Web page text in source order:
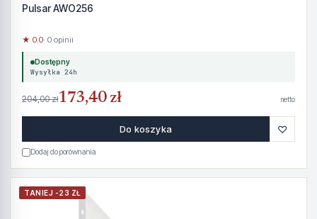
Pulsar AWO256
★ 0.0· 0 opinii
Dostępny
Wysyłka 24h
204,00 zł173,40 zł netto
Do koszyka ♡
Dodaj do porównania
TANIEJ -23 ZŁ